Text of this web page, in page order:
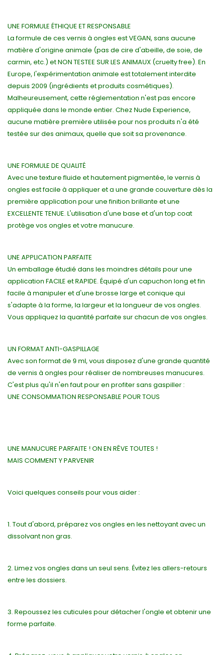
UNE FORMULE ÉTHIQUE ET RESPONSABLE
La formule de ces vernis à ongles est VEGAN, sans aucune
matière d'origine animale (pas de cire d'abeille, de soie, de
carmin, etc.) et NON TESTEE SUR LES ANIMAUX (cruelty free). En
Europe, l'expérimentation animale est totalement interdite
depuis 2009 (ingrédients et produits cosmétiques).
Malheureusement, cette réglementation n'est pas encore
appliquée dans le monde entier. Chez Nude Experience,
aucune matière première utilisée pour nos produits n'a été
testée sur des animaux, quelle que soit sa provenance.
UNE FORMULE DE QUALITÉ
Avec une texture fluide et hautement pigmentée, le vernis à
ongles est facile à appliquer et a une grande couverture dès la
première application pour une finition brillante et une
EXCELLENTE TENUE. L'utilisation d'une base et d'un top coat
protège vos ongles et votre manucure.
UNE APPLICATION PARFAITE
Un emballage étudié dans les moindres détails pour une
application FACILE et RAPIDE. Équipé d'un capuchon long et fin
facile à manipuler et d'une brosse large et conique qui
s'adapte à la forme, la largeur et la longueur de vos ongles.
Vous appliquez la quantité parfaite sur chacun de vos ongles.
UN FORMAT ANTI-GASPILLAGE
Avec son format de 9 ml, vous disposez d'une grande quantité
de vernis à ongles pour réaliser de nombreuses manucures.
C'est plus qu'il n'en faut pour en profiter sans gaspiller :
UNE CONSOMMATION RESPONSABLE POUR TOUS
UNE MANUCURE PARFAITE ! ON EN RÊVE TOUTES !
MAIS COMMENT Y PARVENIR
Voici quelques conseils pour vous aider :
1. Tout d'abord, préparez vos ongles en les nettoyant avec un
dissolvant non gras.
2. Limez vos ongles dans un seul sens. Évitez les allers-retours
entre les dossiers.
3. Repoussez les cuticules pour détacher l'ongle et obtenir une
forme parfaite.